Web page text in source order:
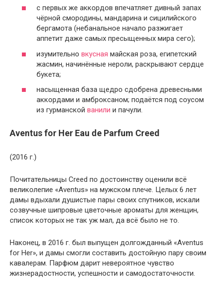
с первых же аккордов впечатляет дивный запах
чёрной смородины, мандарина и сицилийского
бергамота (небанальное начало разжигает
аппетит даже самых пресыщенных мира сего);
изумительно вкусная майская роза, египетский
жасмин, начинённые нероли, раскрывают сердце
букета;
насыщенная база щедро сдобрена древесными
аккордами и амброксаном; подаётся под соусом
из гурманской ванили и пачули.
Aventus for Her Eau de Parfum Creed
(2016 г.)
Почитательницы Creed по достоинству оценили всё
великолепие «Aventus» на мужском плече. Целых 6 лет
дамы вдыхали душистые пары своих спутников, искали
созвучные шипровые цветочные ароматы для женщин,
список которых не так уж мал, да всё было не то.
Наконец, в 2016 г. был выпущен долгожданный «Aventus
for Her», и дамы смогли составить достойную пару своим
кавалерам. Парфюм дарит невероятное чувство
жизнерадостности, успешности и самодостаточности.